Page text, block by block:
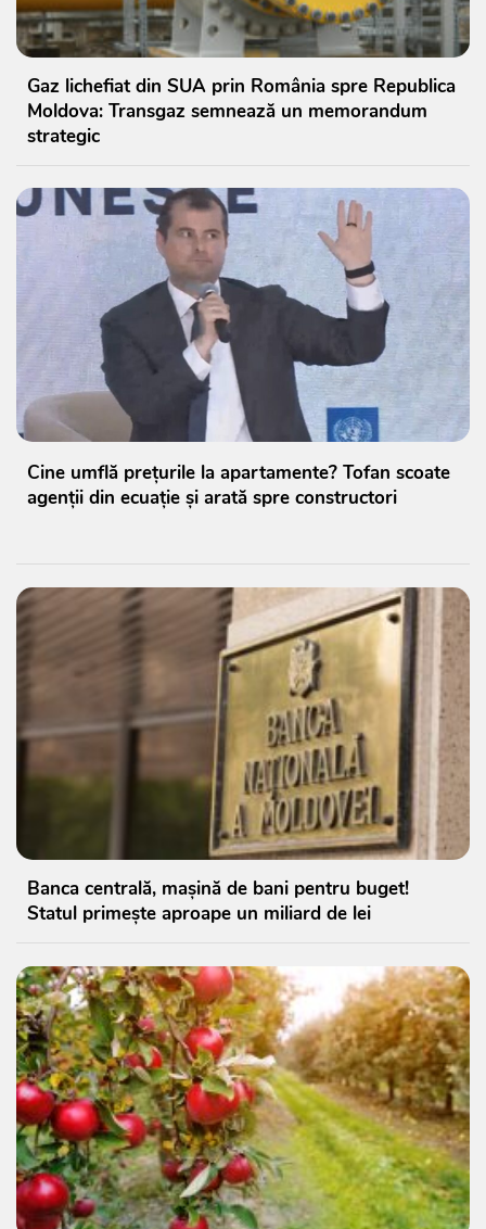
Gaz lichefiat din SUA prin România spre Republica
Moldova: Transgaz semnează un memorandum
strategic
Cine umflă prețurile la apartamente? Tofan scoate
agenții din ecuație și arată spre constructori
Banca centrală, mașină de bani pentru buget!
Statul primește aproape un miliard de lei